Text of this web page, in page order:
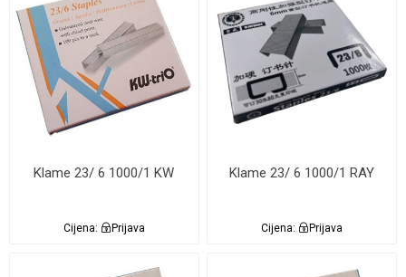
Klame 23/ 6 1000/1 KW
Cijena: Prijava
Klame 23/ 6 1000/1 RAY
Cijena: Prijava